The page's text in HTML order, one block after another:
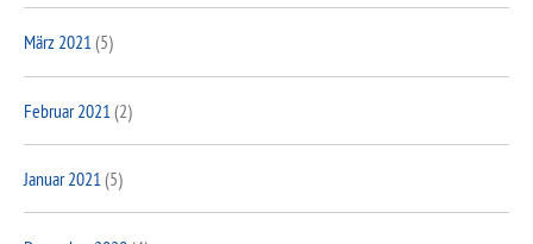
März 2021(5)
Februar 2021 (2)
Januar 2021(5)